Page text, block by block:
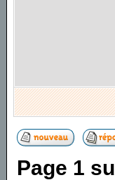
Page 1